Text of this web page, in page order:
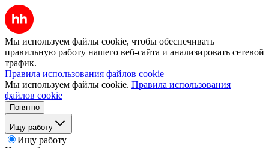
Мы используем файлы cookie, чтобы обеспечивать
правильную работу нашего веб-сайта и анализировать сетевой
трафик.
Правила использования файлов cookie
Мы используем файлы cookie. Правила использования
файлов cookie
Понятно
Ищу работу
Ищу работу